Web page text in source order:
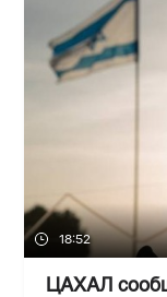
18:52
ЦАХАЛ